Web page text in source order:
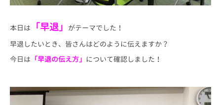
本日は 「早退」
がテーマでした！
早退したいとき、皆さんはどのように伝えますか？
今日は 「早退の伝え方」 について確認しました！